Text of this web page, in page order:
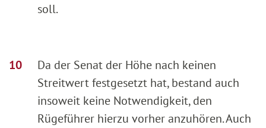
soll.
Da der Senat der Höhe nach keinen
Streitwert festgesetzt hat, bestand auch
insoweit keine Notwendigkeit, den
Rügeführer hierzu vorher anzuhören. Auch